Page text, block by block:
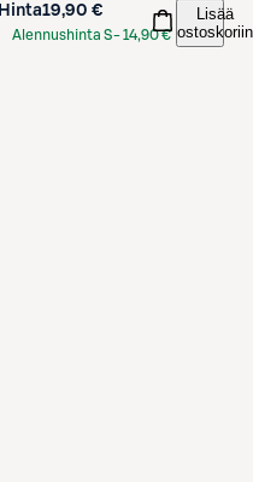
Hinta19,90 €
Alennushinta S-14,90 €
Lisää
ostoskoriin